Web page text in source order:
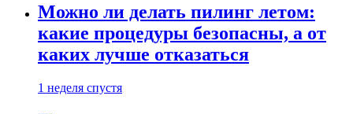
Можно ли делать пилинг летом:
какие процедуры безопасны, а от
каких лучше отказаться
1 неделя спустя